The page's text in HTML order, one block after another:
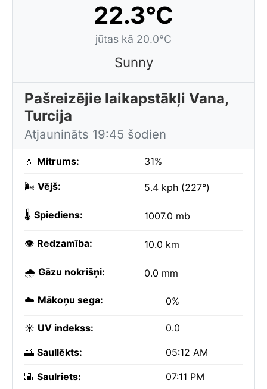
22.3°C
jūtas kā 20.0°C
Sunny
Pašreizējie laikapstākļi Vana,
Turcija
Atjaunināts 19:45 šodien
💧 Mitrums: 31%
🌬️ Vējš: 5.4 kph (227°)
🌡️ Spiediens: 1007.0 mb
👁️ Redzamība: 10.0 km
🌧️ Gāzu nokrišņi: 0.0 mm
☁️ Mākoņu sega: 0%
☀️ UV indekss: 0.0
🌅 Saullēkts: 05:12 AM
🌇 Saulriets: 07:11 PM